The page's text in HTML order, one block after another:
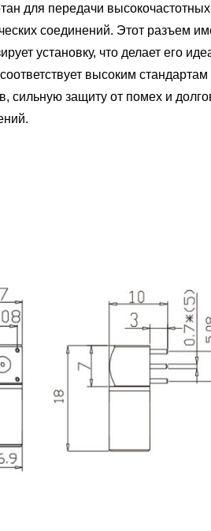
для передачи
соединений. Этот разъем
установку, что делает его
высоким
сильную защиту от помех и